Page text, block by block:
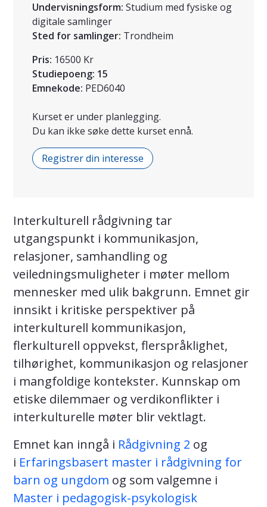
Undervisningsform: Studium med fysiske og
digitale samlinger
Sted for samlinger: Trondheim
Pris: 16500 Kr
Studiepoeng: 15
Emnekode: PED6040
Kurset er under planlegging.
Du kan ikke søke dette kurset ennå.
Registrer din interesse
Interkulturell rådgivning tar
utgangspunkt i kommunikasjon,
relasjoner, samhandling og
veiledningsmuligheter i møter mellom
mennesker med ulik bakgrunn. Emnet gir
innsikt i kritiske perspektiver på
interkulturell kommunikasjon,
flerkulturell oppvekst, flerspråklighet,
tilhørighet, kommunikasjon og relasjoner
i mangfoldige kontekster. Kunnskap om
etiske dilemmaer og verdikonflikter i
interkulturelle møter blir vektlagt.
Emnet kan inngå i Rådgivning 2 og
i Erfaringsbasert master i rådgivning for
barn og ungdom og som valgemne i
Master i pedagogisk-psykologisk